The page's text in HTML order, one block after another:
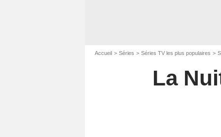
Accueil Séries Séries TV les plus populaires
La